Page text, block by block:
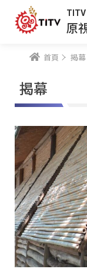
TITV
原
首頁 揭幕
揭幕